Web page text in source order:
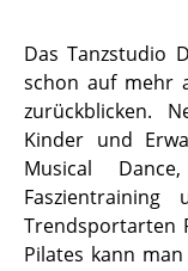
Das Tanzstudio
schon auf mehr
zurückblicken.
Kinder und
Musical
Trendsportarten
Pilates kann